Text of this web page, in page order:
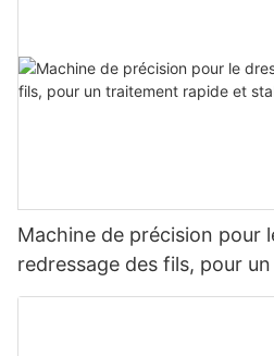
Machine de précision pour
redressage des fils, pour
stable.